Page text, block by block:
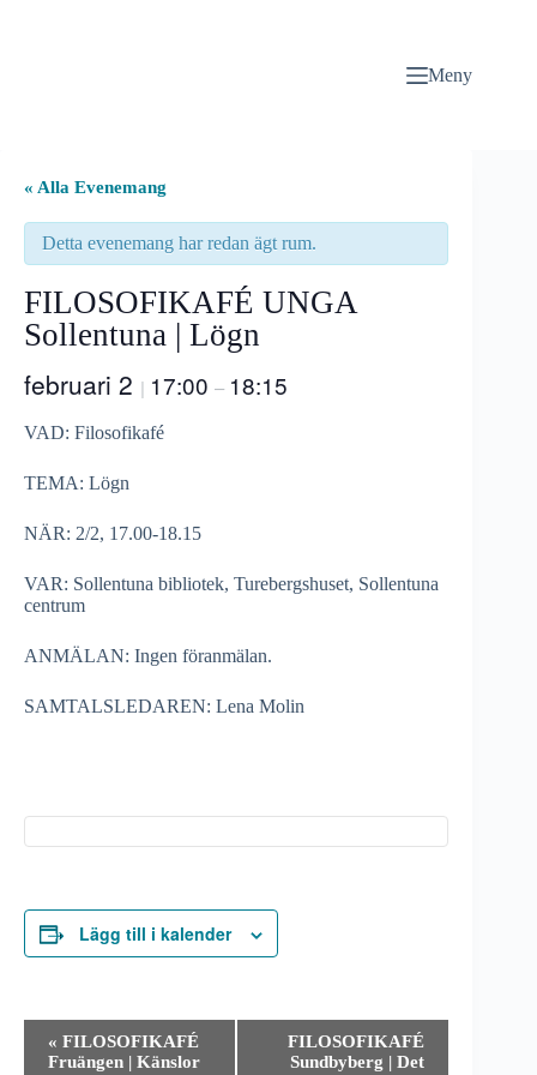
Meny
« Alla Evenemang
Detta evenemang har redan ägt rum.
FILOSOFIKAFÉ UNGA
Sollentuna | Lögn
februari 2 | 17:00 – 18:15
VAD: Filosofikafé
TEMA: Lögn
NÄR: 2/2, 17.00-18.15
VAR: Sollentuna bibliotek, Turebergshuset, Sollentuna
centrum
ANMÄLAN: Ingen föranmälan.
SAMTALSLEDAREN: Lena Molin
Lägg till i kalender
« FILOSOFIKAFÉ
Fruängen | Känslor
FILOSOFIKAFÉ
Sundbyberg | Det